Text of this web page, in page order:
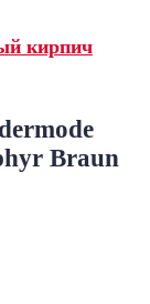
кирпич
Braun